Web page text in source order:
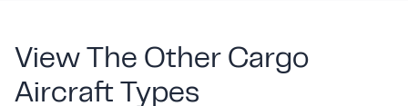
View The Other Cargo
Aircraft Types